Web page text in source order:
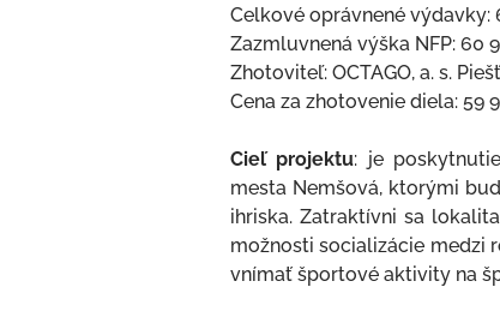
Celkové oprávnené výdavky:
Zazmluvnená výška NFP: 60
Zhotoviteľ: OCTAGO, a. s.
Cena za zhotovenie diela: 59
Cieľ projektu: je
mesta Nemšová, ktorými
ihriska. Zatraktívni sa
možnosti socializácie medzi
vnímať športové aktivity na